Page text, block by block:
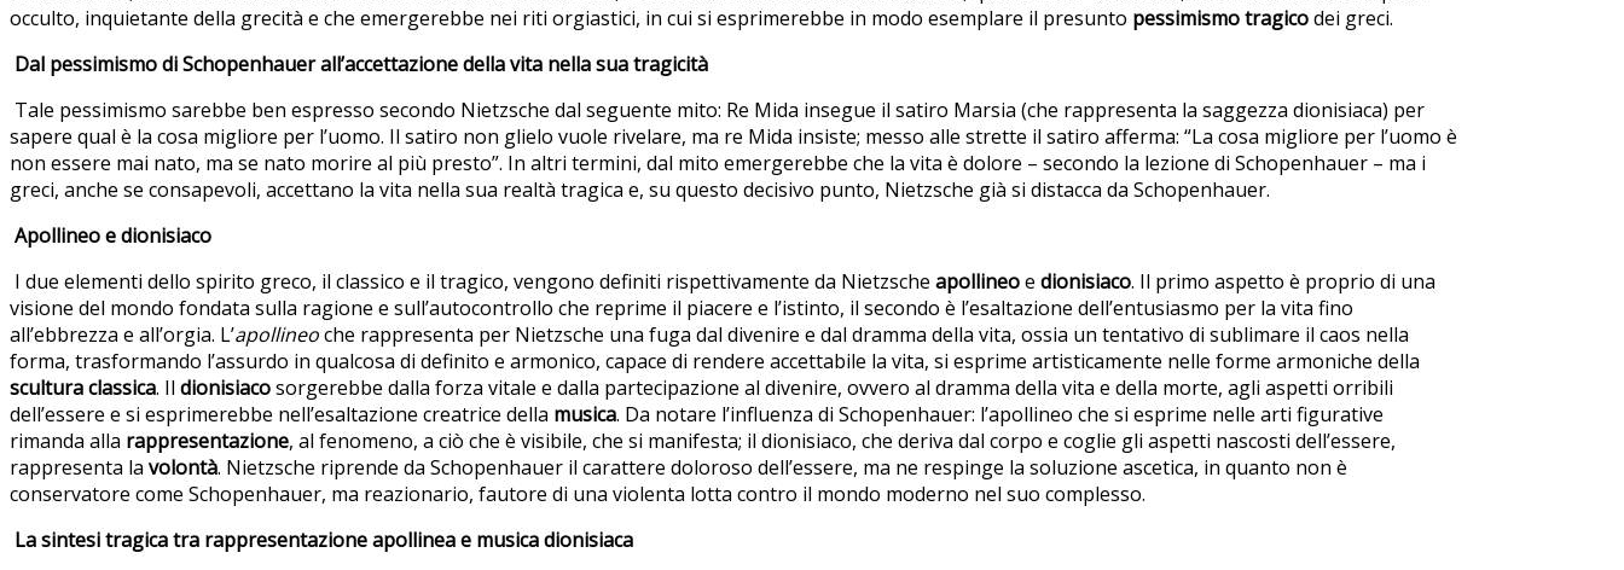
occulto, inquietante della grecità e che emergerebbe nei riti orgiastici, in cui si esprimerebbe in modo esemplare il presunto pessimismo tragicodei greci.
Dal pessimismo di Schopenhauer all’accettazione della vita nella sua tragicità
Tale pessimismo sarebbe ben espresso secondo Nietzsche dal seguente mito: Re Mida insegue il satiro Marsia (che rappresenta la saggezza dionisiaca) per
sapere qual è la cosa migliore per l’uomo. Il satiro non glielo vuole rivelare, ma re Mida insiste; messo alle strette il satiro afferma: “La cosa migliore per l’uomo è
non essere mai nato, ma se nato morire al più presto”. In altri termini, dal mito emergerebbe che la vita è dolore – secondo la lezione di Schopenhauer – ma i
greci, anche se consapevoli, accettano la vita nella sua realtà tragica e, su questo decisivo punto, Nietzsche già si distacca da Schopenhauer.
Apollineo e dionisiaco
I due elementi dello spirito greco, il classico e il tragico, vengono definiti rispettivamente da Nietzsche apollineoe dionisiaco. Il primo aspetto è proprio di una
visione del mondo fondata sulla ragione e sull’autocontrollo che reprime il piacere e l’istinto, il secondo è l’esaltazione dell’entusiasmo per la vita fino
all’ebbrezza e all’orgia. L’apollineoche rappresenta per Nietzsche una fuga dal divenire e dal dramma della vita, ossia un tentativo di sublimare il caos nella
forma, trasformando l’assurdo in qualcosa di definito e armonico, capace di rendere accettabile la vita, si esprime artisticamente nelle forme armoniche della
scultura classica. Il dionisiacosorgerebbe dalla forza vitale e dalla partecipazione al divenire, ovvero al dramma della vita e della morte, agli aspetti orribili
dell’essere e si esprimerebbe nell’esaltazione creatrice della musica. Da notare l’influenza di Schopenhauer: l’apollineo che si esprime nelle arti figurative
rimanda alla rappresentazione, al fenomeno, a ciò che è visibile, che si manifesta; il dionisiaco, che deriva dal corpo e coglie gli aspetti nascosti dell’essere,
rappresenta la volontà. Nietzsche riprende da Schopenhauer il carattere doloroso dell’essere, ma ne respinge la soluzione ascetica, in quanto non è
conservatore come Schopenhauer, ma reazionario, fautore di una violenta lotta contro il mondo moderno nel suo complesso.
La sintesi tragica tra rappresentazione apollinea e musica dionisiaca